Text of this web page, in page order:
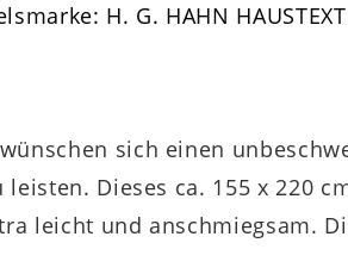
H. G. HAHN
sich einen
leisten. Dieses ca. 155 x 220
leicht und anschmiegsam.